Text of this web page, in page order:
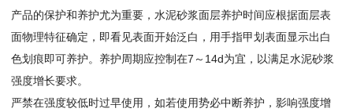
产品的保护和养护尤为重要，水泥砂浆面层养护时间应根据面层表
面物理特征确定，即看见表面开始泛白，用手指甲划表面显示出白
色划痕即可养护。养护周期应控制在7～14d为宜，以满足水泥砂浆
强度增长要求。
严禁在强度较低时过早使用，如若使用势必中断养护，影响强度增